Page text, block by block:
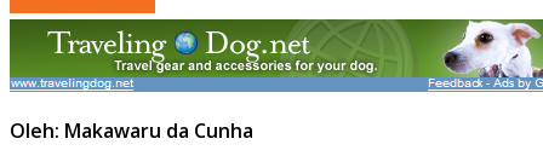
Oleh: Makawaru da Cunha